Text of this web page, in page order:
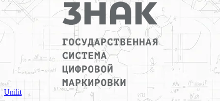
Unilit